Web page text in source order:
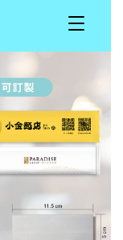
T
g
e
n
a
i